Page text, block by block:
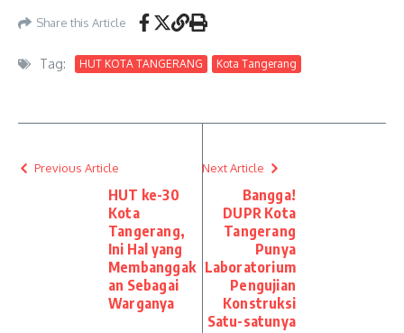
Share this Article
Tag: HUT KOTA TANGERANG Kota Tangerang
Previous Article
HUT ke-30
Kota
Tangerang,
Ini Hal yang
Membanggak
an Sebagai
Warganya
Next Article
Bangga!
DUPR Kota
Tangerang
Punya
Laboratorium
Pengujian
Konstruksi
Satu-satunya